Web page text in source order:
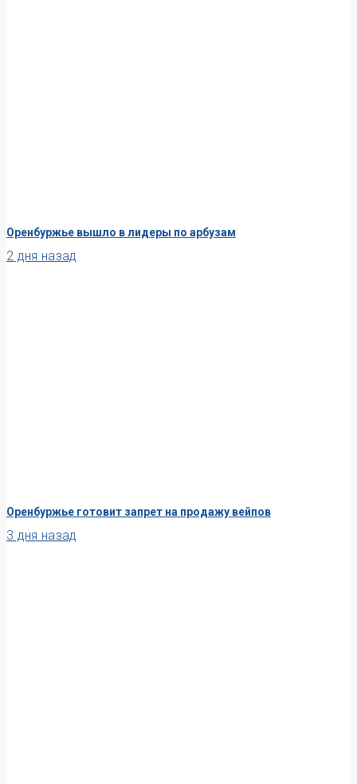
Оренбуржье вышло в лидеры по арбузам
2 дня назад
Оренбуржье готовит запрет на продажу вейпов
3 дня назад